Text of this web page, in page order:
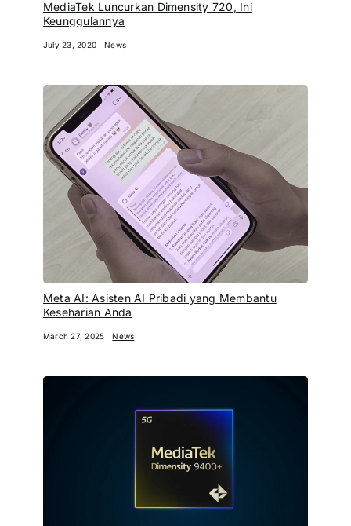
MediaTek Luncurkan Dimensity 720, Ini
Keunggulannya
July 23, 2020 News
Meta AI: Asisten AI Pribadi yang Membantu
Keseharian Anda
March 27, 2025 News